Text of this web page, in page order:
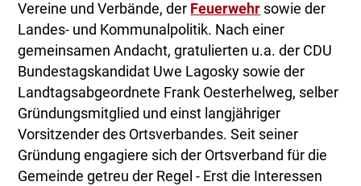
Vereine und Verbände, der Feuerwehr sowie der
Landes- und Kommunalpolitik. Nach einer
gemeinsamen Andacht, gratulierten u.a. der CDU
Bundestagskandidat Uwe Lagosky sowie der
Landtagsabgeordnete Frank Oesterhelweg, selber
Gründungsmitglied und einst langjähriger
Vorsitzender des Ortsverbandes. Seit seiner
Gründung engagiere sich der Ortsverband für die
Gemeinde getreu der Regel - Erst die Interessen